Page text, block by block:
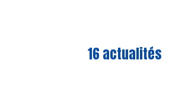
16 actualités